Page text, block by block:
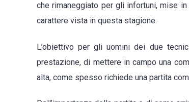
che rimaneggiato per gli infortuni, mise
carattere vista in questa stagione.
L’obiettivo per gli uomini dei due
prestazione, di mettere in campo una
alta, come spesso richiede una partita